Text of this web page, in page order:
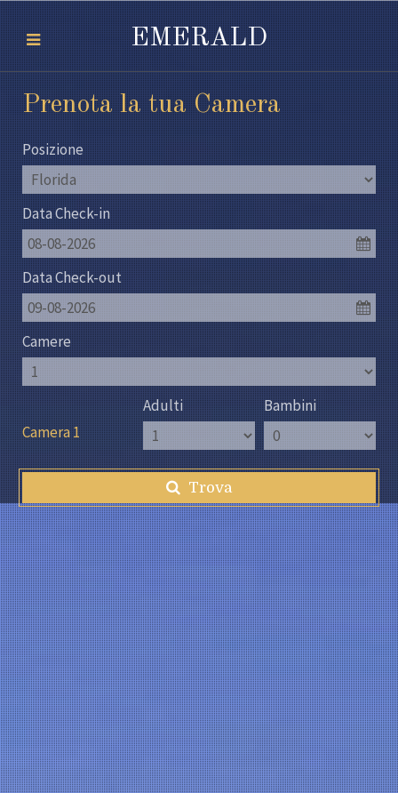
Prenota la tua Camera
Posizione
Data Check-in
08-08-2026
Data Check-out
09-08-2026
Camere
Camera 1
Adulti Bambini
Trova
EMERALD